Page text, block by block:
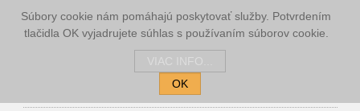
Súbory cookie nám pomáhajú poskytovať služby. Potvrdením
tlačidla OK vyjadrujete súhlas s používaním súborov cookie.
OK
Prihlásenie